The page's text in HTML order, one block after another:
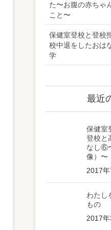
た〜お腹の赤ちゃ
こと〜
保健室登校と登校
校中退をしたおは
学
最近
保健室
登校と
なし⑥
像）〜
2017
わたし
もの
2017